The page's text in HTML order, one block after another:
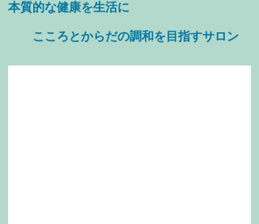
本質的な健康を生活に
​ こころとからだの調和を目指すサロン